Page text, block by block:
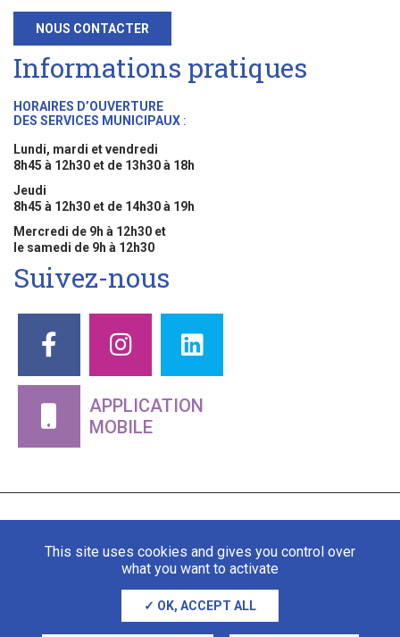
NOUS CONTACTER
Informations pratiques
HORAIRES D’OUVERTURE
DES SERVICES MUNICIPAUX :
Lundi, mardi et vendredi
8h45 à 12h30 et de 13h30 à 18h
Jeudi
8h45 à 12h30 et de 14h30 à 19h
Mercredi de 9h à 12h30 et
le samedi de 9h à 12h30
Suivez-nous
APPLICATION
MOBILE
Mentions légales Gestion des cookies
This site uses cookies and gives you control over
what you want to activate
OK, ACCEPT ALL